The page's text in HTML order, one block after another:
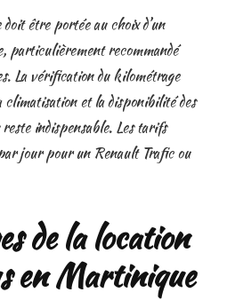
être portée au choix d’un
particulièrement recommandé
La vérification du kilométrage
climatisation et la disponibilité des
indispensable. Les tarifs
jour pour un Renault Trafic ou
de la location
en Martinique